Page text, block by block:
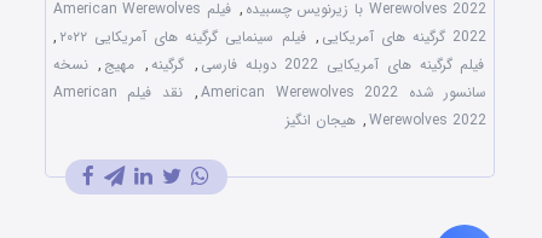
Werewolves 2022 با زیرنویس چسبیده ,
فیلم American Werewolves
2022 گرگینه های آمریکایی
, فیلم سینمایی گرگینه های آمریکایی ۲۰۲۲
,
فیلم گرگینه های آمریکایی 2022 دوبله فارسی
, گرگینه, مهیج , نسخه
سانسور شده American Werewolves 2022
,
نقد فیلم American
Werewolves 2022
, هیجان انگیز